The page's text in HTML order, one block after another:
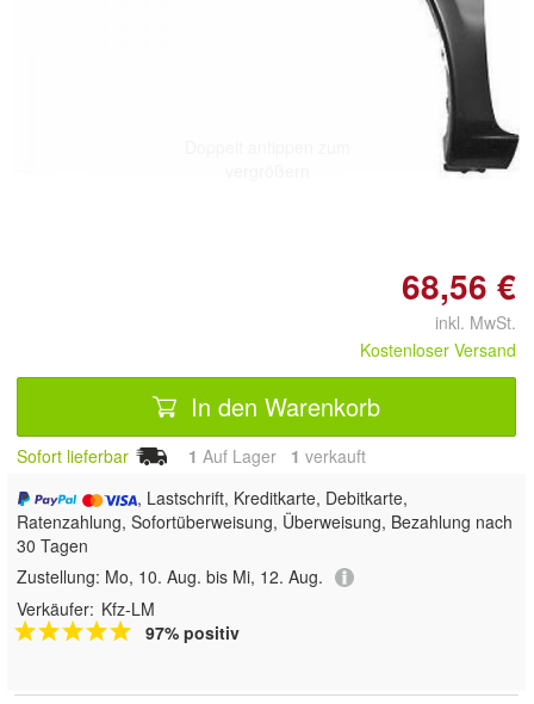
68,56 €
inkl. MwSt.
Kostenloser Versand
In den Warenkorb
Sofort lieferbar 1 Auf Lager 1 verkauft
, Lastschrift, Kreditkarte, Debitkarte,
Ratenzahlung, Sofortüberweisung, Überweisung, Bezahlung nach
30 Tagen
Zustellung: Mo, 10. Aug. bis Mi, 12. Aug.
Verkäufer: Kfz-LM
97% positiv